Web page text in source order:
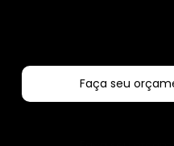
Faça seu